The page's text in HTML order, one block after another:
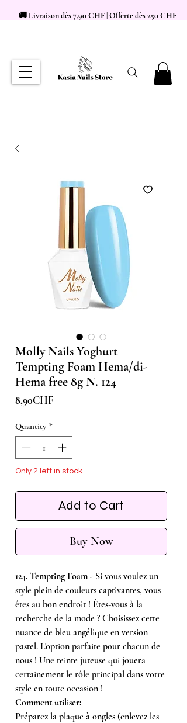
🚚 Livraison dès 7,90 CHF | Offerte dès 250 CHF
Molly Nails Yoghurt
Tempting Foam Hema/di-
Hema free 8g N. 124
8,90CHFPrice
Quantity *
Only 2 left in stock
Add to Cart
Buy Now
124. Tempting Foam - Si vous voulez un
style plein de couleurs captivantes, vous
êtes au bon endroit ! Êtes-vous à la
recherche de la mode ? Choisissez cette
nuance de bleu angélique en version
pastel. L'option parfaite pour chacun de
nous ! Une teinte juteuse qui jouera
certainement le rôle principal dans votre
style en toute occasion !
Comment utiliser:
Préparez la plaque à ongles (enlevez les